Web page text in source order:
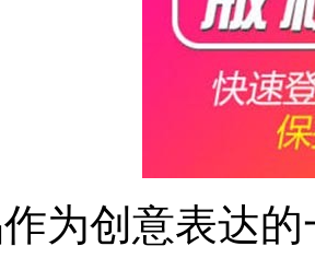
为创意表达